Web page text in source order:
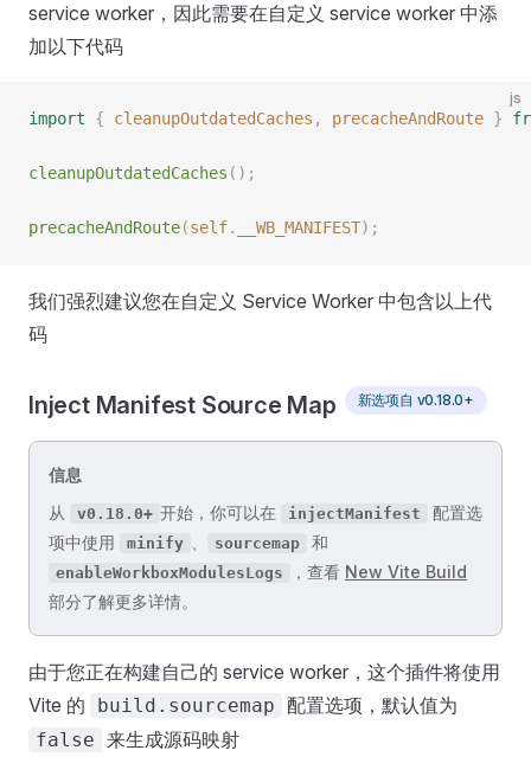
service worker，因此需要在自定义 service worker 中添
加以下代码
js
import { cleanupOutdatedCaches , precacheAndRoute }
cleanupOutdatedCaches ();
precacheAndRoute(self. __WB_MANIFEST);
我们强烈建议您在自定义 Service Worker 中包含以上代
码
Inject Manifest Source Map 新选项自 v0.18.0+
信息
从
v0.18.0+ 开始，你可以在 injectManifest
配置选
项中使用
minify sourcemap 和
enableWorkboxModulesLogs ，查看 New Vite Build
部分了解更多详情。
由于您正在构建自己的 service worker，这个插件将使用
Vite 的
build.sourcemap 配置选项，默认值为
false 来生成源码映射